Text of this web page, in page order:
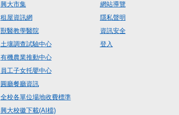
興大市集
租屋資訊網
獸醫教學醫院
土壤調查試驗中心
有機農業推動中心
員工子女托嬰中心
圓廳餐廳資訊
全校各單位場地收費標準
興大校徽下載(AI檔)
網站導覽
隱私聲明
資訊安全
登入